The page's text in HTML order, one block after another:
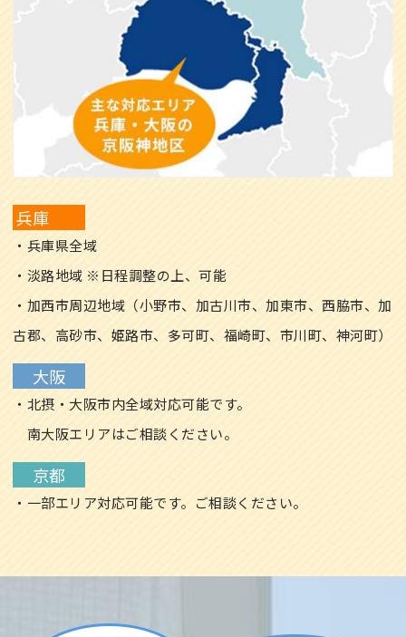
兵庫
・兵庫県全域
・淡路地域 ※日程調整の上、可能
・加西市周辺地域（小野市、加古川市、加東市、西脇市、加
古郡、高砂市、姫路市、多可町、福崎町、市川町、神河町）
大阪
・北摂・大阪市内全域対応可能です。
南大阪エリアはご相談ください。
京都
・一部エリア対応可能です。ご相談ください。